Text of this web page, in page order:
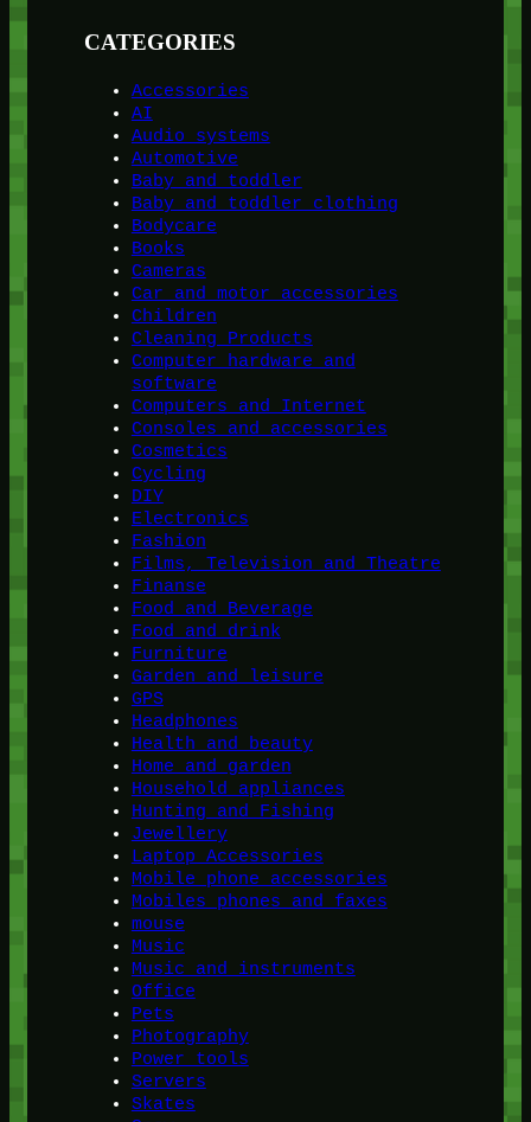
CATEGORIES
Accessories
AI
Audio systems
Automotive
Baby and toddler
Baby and toddler clothing
Bodycare
Books
Cameras
Car and motor accessories
Children
Cleaning Products
Computer hardware and
software
Computers and Internet
Consoles and accessories
Cosmetics
Cycling
DIY
Electronics
Fashion
Films, Television and Theatre
Finanse
Food and Beverage
Food and drink
Furniture
Garden and leisure
GPS
Headphones
Health and beauty
Home and garden
Household appliances
Hunting and Fishing
Jewellery
Laptop Accessories
Mobile phone accessories
Mobiles phones and faxes
mouse
Music
Music and instruments
Office
Pets
Photography
Power tools
Servers
Skates